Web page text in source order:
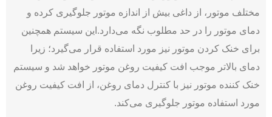
مختلف موتور، از داغی بیش از اندازه موتور جلوگیری کرده و
دمای موتور را در حد مطلوب نگه می‌دارد. این سیستم همچنین
برای خنک کردن موتور نیز مورد استفاده قرار می‌گیرد؛ زیرا
دمای بالاتر موجب افت کیفیت روغن موتور خواهد شد و سیستم
خنک کننده موتور نیز با کنترل دمای روغن، از افت کیفیت روغن
مورد استفاده موتور جلوگیری می‌کند.